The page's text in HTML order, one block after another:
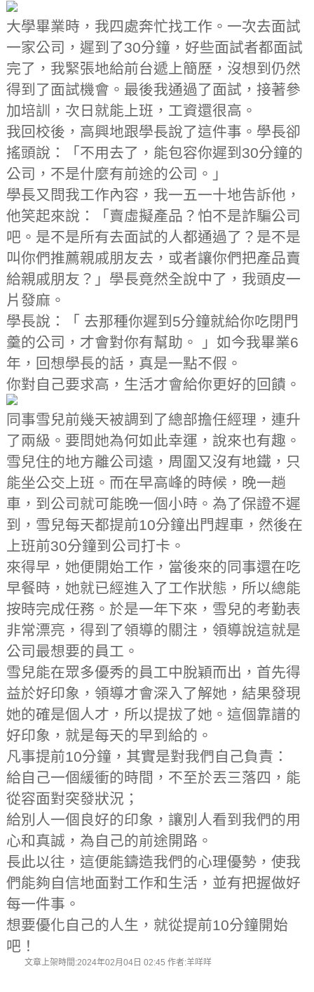
大學畢業時，我四處奔忙找工作。一次去面試
一家公司，遲到了30分鐘，好些面試者都面試
完了，我緊張地給前台遞上簡歷，沒想到仍然
得到了面試機會。最後我通過了面試，接著參
加培訓，次日就能上班，工資還很高。
我回校後，高興地跟學長說了這件事。學長卻
搖頭說：「不用去了，能包容你遲到30分鐘的
公司，不是什麼有前途的公司。」
學長又問我工作內容，我一五一十地告訴他，
他笑起來說：「賣虛擬產品？怕不是詐騙公司
吧。是不是所有去面試的人都通過了？是不是
叫你們推薦親戚朋友去，或者讓你們把產品賣
給親戚朋友？」學長竟然全說中了，我頭皮一
片發麻。
學長說：「 去那種你遲到5分鐘就給你吃閉門
羹的公司，才會對你有幫助。 」如今我畢業6
年，回想學長的話，真是一點不假。
你對自己要求高，生活才會給你更好的回饋。
同事雪兒前幾天被調到了總部擔任經理，連升
了兩級。要問她為何如此幸運，說來也有趣。
雪兒住的地方離公司遠，周圍又沒有地鐵，只
能坐公交上班。而在早高峰的時候，晚一趟
車，到公司就可能晚一個小時。為了保證不遲
到，雪兒每天都提前10分鐘出門趕車，然後在
上班前30分鐘到公司打卡。
來得早，她便開始工作，當後來的同事還在吃
早餐時，她就已經進入了工作狀態，所以總能
按時完成任務。於是一年下來，雪兒的考勤表
非常漂亮，得到了領導的關注，領導說這就是
公司最想要的員工。
雪兒能在眾多優秀的員工中脫穎而出，首先得
益於好印象，領導才會深入了解她，結果發現
她的確是個人才，所以提拔了她。這個靠譜的
好印象，就是每天的早到給的。
凡事提前10分鐘，其實是對我們自己負責：
給自己一個緩衝的時間，不至於丟三落四，能
從容面對突發狀況；
給別人一個良好的印象，讓別人看到我們的用
心和真誠，為自己的前途開路。
長此以往，這便能鑄造我們的心理優勢，使我
們能夠自信地面對工作和生活，並有把握做好
每一件事。
想要優化自己的人生，就從提前10分鐘開始
吧！
文章上架時間:2024年02月04日 02:45 作者:羊咩咩